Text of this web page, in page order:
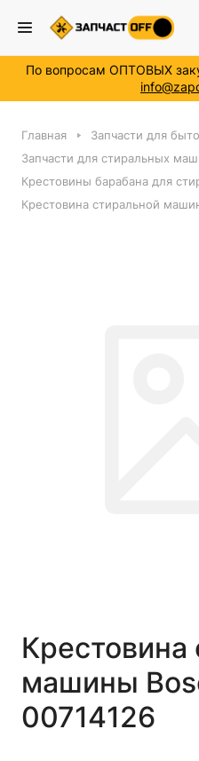
По вопросам ОПТОВЫХ
Главная
Запчасти для
Запчасти для стиральных
Крестовины барабана для
Крестовина стиральной
Крестовина
машины
00714126